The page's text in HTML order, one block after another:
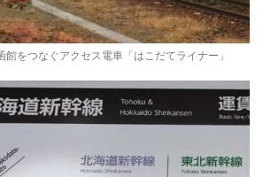
館をつなぐアクセス電車「はこだてライナー」